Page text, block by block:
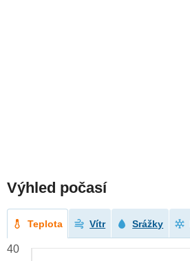
Výhled počasí
Teplota Vítr Srážky
40